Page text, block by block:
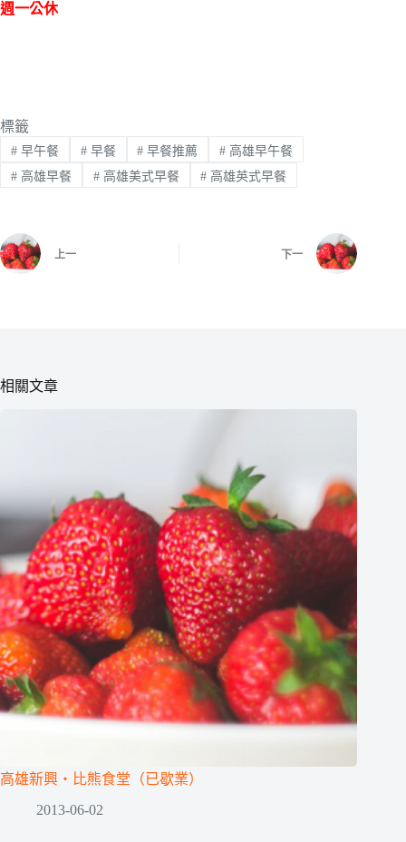
週一公休
標籤
#早午餐 #早餐 # 早餐推薦 # 高雄早午餐
#高雄早餐 #高雄美式早餐 # 高雄英式早餐
上一 下一
相關文章
高雄新興‧比熊食堂（已歇業）
2013-06-02